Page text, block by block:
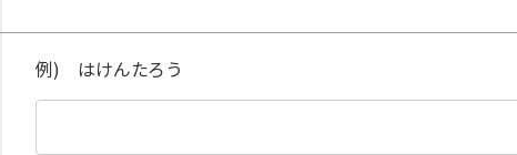
例) はけんたろう